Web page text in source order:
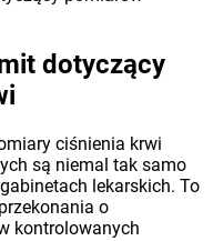
dotyczący
ciśnienia krwi
są niemal tak samo
lekarskich. To
o
kontrolowanych